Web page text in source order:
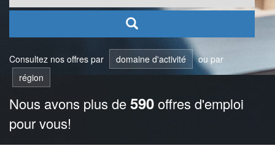
Consultez nos offres par domaine d'activité
ou par
région
Nous avons plus de590offres d'emploi
pour vous!